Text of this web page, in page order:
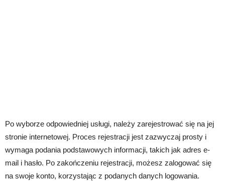
Po wyborze odpowiedniej usługi, należy zarejestrować się na jej
stronie internetowej. Proces rejestracji jest zazwyczaj prosty i
wymaga podania podstawowych informacji, takich jak adres e-
mail i hasło. Po zakończeniu rejestracji, możesz zalogować się
na swoje konto, korzystając z podanych danych logowania.